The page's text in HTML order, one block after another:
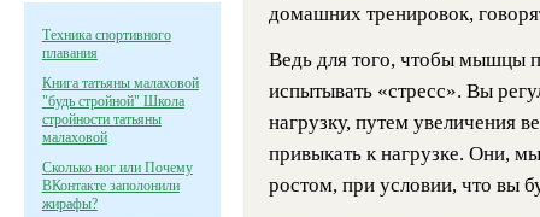
Техника спортивного
плавания
Книга татьяны малаховой
"будь стройной" Школа
стройности татьяны
малаховой
Сколько ног или Почему
ВКонтакте заполонили
жирафы?
домашних тренировок,
Ведь для того, чтобы мышцы
испытывать «стресс». Вы
нагрузку, путем увеличения
привыкать к нагрузке. Они,
ростом, при условии, что вы